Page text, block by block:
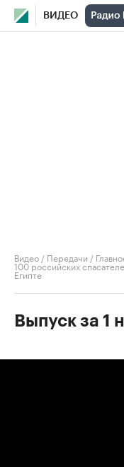
ВИДЕО
Видео / Передачи /
100 российских
Египте
Выпуск за 1